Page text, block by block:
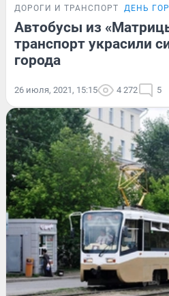
ДОРОГИ И ТРАНСПОРТ ДЕНЬ
Автобусы из
транспорт украсили
города
26 июля, 2021, 15:15 4 272 5